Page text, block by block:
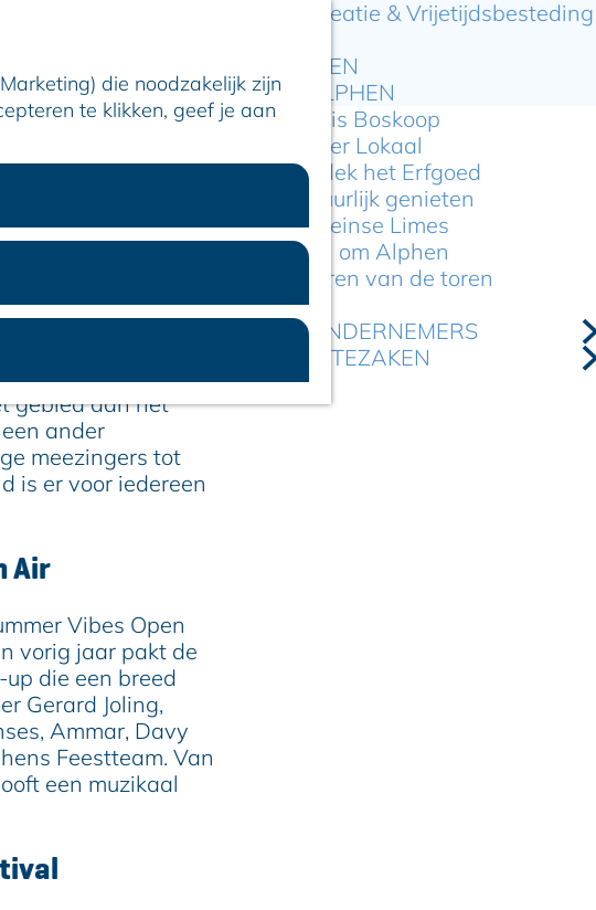
die noodzakelijk zijn
te klikken, geef je aan
Recreatie & Vrijetijdsbesteding
ARTIKELEN
OVER ALPHEN
Hier is Boskoop
Lekker Lokaal
Ontdek het Erfgoed
Natuurlijk genieten
Romeinse Limes
In en om Alphen
Kleuren van de toren
VOOR ONDERNEMERS
GEMEENTEZAKEN
feest van 3 t/m 5 juli
hét hart van
gebied aan het
ander
meezingers tot
is er voor iedereen
Air
Vibes Open
vorig jaar pakt de
die een breed
Gerard Joling,
Ammar, Davy
Feestteam. Van
een muzikaal